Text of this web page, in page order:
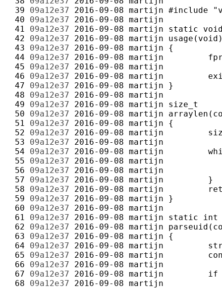
39 09a12e37 2016-09-08 martijn
40 09a12e37 2016-09-08 martijn
41 09a12e37 2016-09-08 martijn
42 09a12e37 2016-09-08 martijn
43 09a12e37 2016-09-08 martijn
44 09a12e37 2016-09-08 martijn
45 09a12e37 2016-09-08 martijn
46 09a12e37 2016-09-08 martijn
47 09a12e37 2016-09-08 martijn
48 09a12e37 2016-09-08 martijn
49 09a12e37 2016-09-08 martijn
50 09a12e37 2016-09-08 martijn
51 09a12e37 2016-09-08 martijn
52 09a12e37 2016-09-08 martijn
53 09a12e37 2016-09-08 martijn
54 09a12e37 2016-09-08 martijn
55 09a12e37 2016-09-08 martijn
56 09a12e37 2016-09-08 martijn
57 09a12e37 2016-09-08 martijn
58 09a12e37 2016-09-08 martijn
59 09a12e37 2016-09-08 martijn
60 09a12e37 2016-09-08 martijn
61 09a12e37 2016-09-08 martijn
62 09a12e37 2016-09-08 martijn
63 09a12e37 2016-09-08 martijn
64 09a12e37 2016-09-08 martijn
65 09a12e37 2016-09-08 martijn
66 09a12e37 2016-09-08 martijn
67 09a12e37 2016-09-08 martijn
68 09a12e37 2016-09-08 martijn